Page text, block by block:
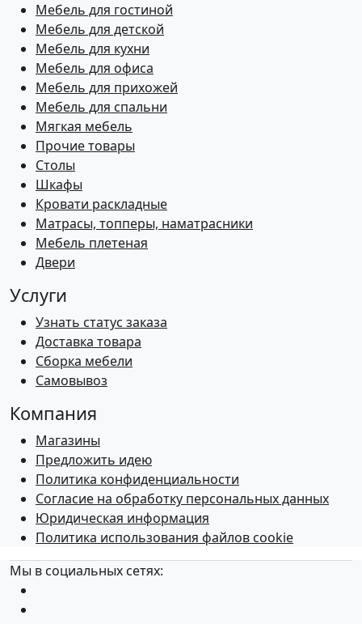
Мебель для гостиной
Мебель для детской
Мебель для кухни
Мебель для офиса
Мебель для прихожей
Мебель для спальни
Мягкая мебель
Прочие товары
Столы
Шкафы
Кровати раскладные
Матрасы, топперы, наматрасники
Мебель плетеная
Двери
Услуги
Узнать статус заказа
Доставка товара
Сборка мебели
Самовывоз
Компания
Магазины
Предложить идею
Политика конфиденциальности
Согласие на обработку персональных данных
Юридическая информация
Политика использования файлов cookie
Мы в социальных сетях: